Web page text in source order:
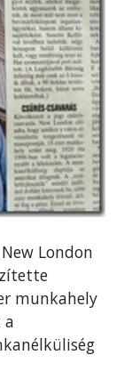
London
munkahely
a